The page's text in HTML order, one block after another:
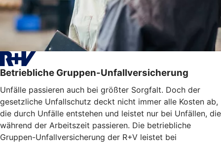
Betriebliche Gruppen-Unfallversicherung
Unfälle passieren auch bei größter Sorgfalt. Doch der
gesetzliche Unfallschutz deckt nicht immer alle Kosten ab,
die durch Unfälle entstehen und leistet nur bei Unfällen, die
während der Arbeitszeit passieren. Die betriebliche
Gruppen-Unfallversicherung der R+V leistet bei